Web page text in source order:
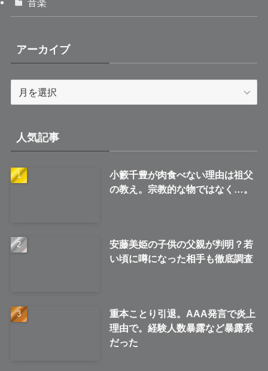
音楽
アーカイブ
ブ
人気記事
小籔千豊が肉食べない理由は祖父
の教え。宗教的な物ではなく…。
安藤美姫の子供の父親が判明？若
い頃に噂になった相手も徹底調査
重本ことり引退。AAA発言で炎上
理由で。経験人数暴露など暴露系
だった